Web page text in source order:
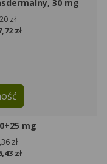
30 mg
zł
zł
mg
zł
zł